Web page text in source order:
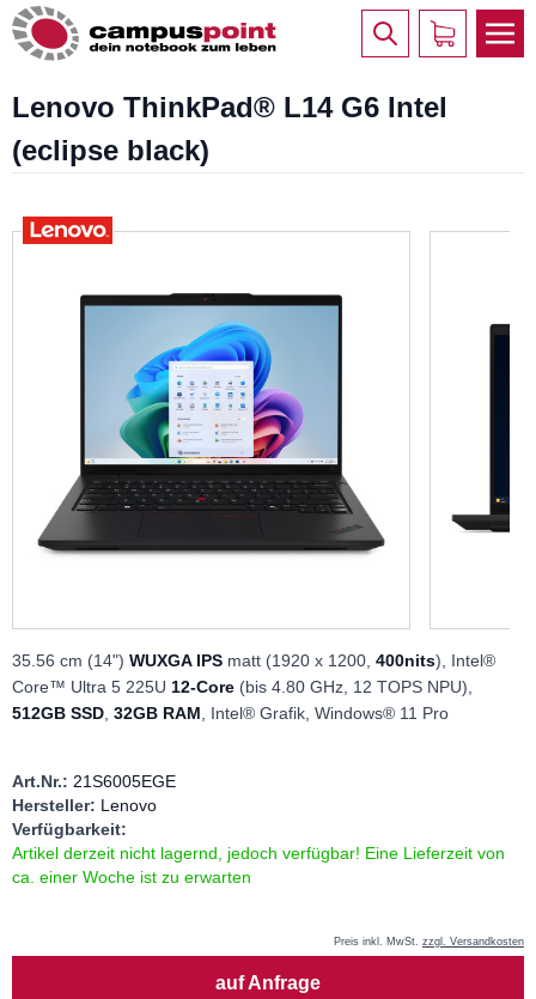
Lenovo ThinkPad® L14 G6 Intel
(eclipse black)
35.56 cm (14") WUXGA IPS matt (1920 x 1200, 400nits), Intel®
Core™ Ultra 5 225U 12-Core (bis 4.80 GHz, 12 TOPS NPU),
512GB SSD 32GB RAM , Intel® Grafik, Windows® 11 Pro
Art.Nr.: 21S6005EGE
Hersteller: Lenovo
Verfügbarkeit:
Artikel derzeit nicht lagernd, jedoch verfügbar! Eine Lieferzeit von
ca. einer Woche ist zu erwarten
Preis inkl. MwSt. zzgl. Versandkosten
auf Anfrage